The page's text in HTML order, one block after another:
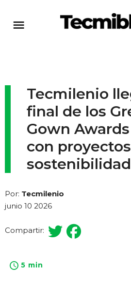
Tecmilenio
final de los
Gown
con
sostenibilidad
Por: Tecmilenio
junio 10 2026
Compartir:
5 min